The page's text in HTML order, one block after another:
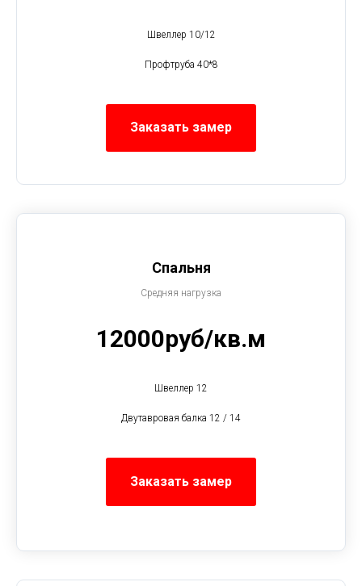
Швеллер 10/12
Профтруба 40*8
Заказать замер
Спальня
Средняя нагрузка
12000руб/кв.м
Швеллер 12
Двутавровая балка 12 / 14
Заказать замер